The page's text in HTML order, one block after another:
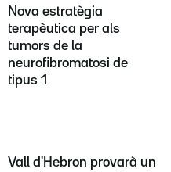
Nova estratègia
terapèutica per als
tumors de la
neurofibromatosi de
tipus 1
Vall d'Hebron provarà un